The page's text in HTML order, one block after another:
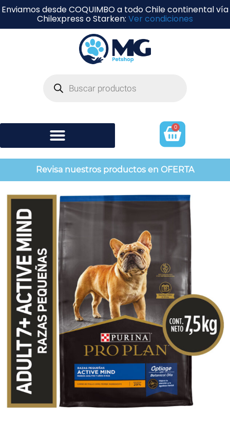
Enviamos desde COQUIMBO a todo Chile continental vía
Chilexpress o Starken: Ver condiciones
0
Revisa nuestros productos en OFERTA